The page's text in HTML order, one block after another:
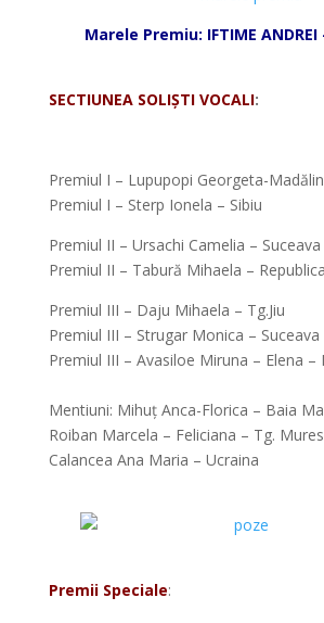
Marele Premiu: IFTIME ANDREI
SECTIUNEA SOLIȘTI VOCALI:
Premiul I – Lupupopi Georgeta-
Premiul I – Sterp Ionela – Sibiu
Premiul II – Ursachi Camelia – Suceava
Premiul II – Tabură Mihaela –
Premiul III – Daju Mihaela – Tg.Jiu
Premiul III – Strugar Monica – Suceava
Premiul III – Avasiloe Miruna – Elena –
Mentiuni: Mihuț Anca-Florica – Baia
Roiban Marcela – Feliciana – Tg. Mures
Calancea Ana Maria – Ucraina
Premii Speciale: